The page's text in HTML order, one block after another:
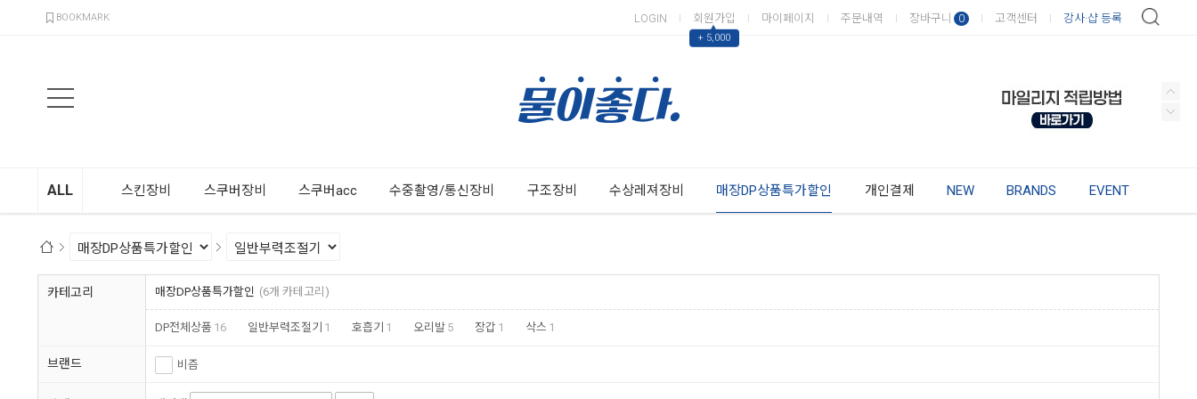
BOOKMARK LOGIN 회원가입
▲
+ 5,000
마이페이지 주문내역 장바구니 0 고객센터 강사·샵 등록
ALL 스킨장비 스쿠버장비 스쿠버acc 수중촬영/통신장비 구조장비 수상레져장비 매장DP상품특가할인 개인결제 NEW BRANDS EVENT
카테고리 매장DP상품특가할인 (6개 카테고리)
DP전체상품 16 일반부력조절기 1 호흡기 1 오리발 5 장갑 1 삭스 1
브랜드 비즘